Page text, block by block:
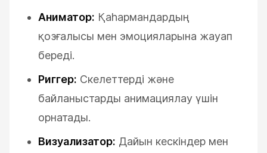
Аниматор: Қаһармандардың
қозғалысы мен эмоцияларына жауап
береді.
Риггер: Скелеттерді және
байланыстарды анимациялау үшін
орнатады.
Визуализатор: Дайын кескіндер мен